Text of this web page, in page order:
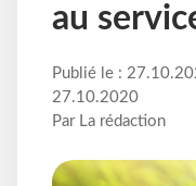
au
Publié le :
27.10.2020
Par La rédaction